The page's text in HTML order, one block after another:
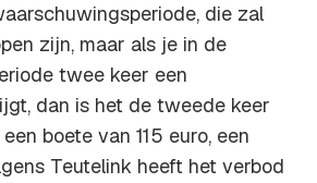
die zal
zijn, maar als je in de
twee keer een
dan is het de tweede keer
boete van 115 euro, een
Teutelink heeft het verbod